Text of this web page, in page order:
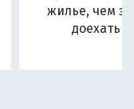
жилье, чем
доехать